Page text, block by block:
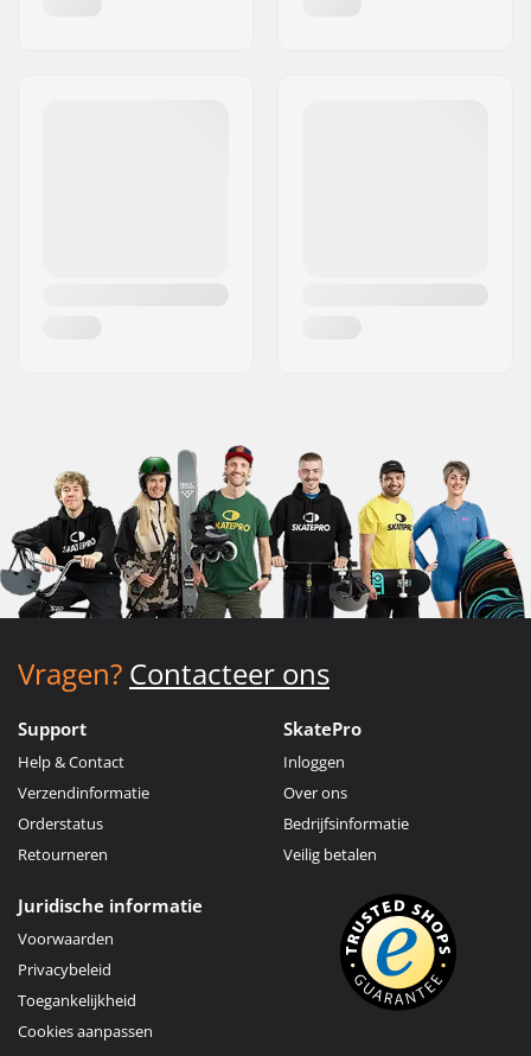
Vragen? Contacteer ons
Support
Help & Contact
Verzendinformatie
Orderstatus
Retourneren
SkatePro
Inloggen
Over ons
Bedrijfsinformatie
Veilig betalen
Juridische informatie
Voorwaarden
Privacybeleid
Toegankelijkheid
Cookies aanpassen